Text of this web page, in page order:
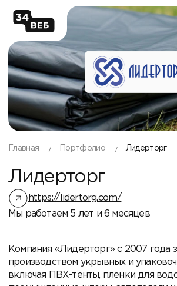
Главная Портфолио Лидерторг
Лидерторг
https://lidertorg.com/
Мы работаем 5 лет и 6 месяцев
Компания «Лидерторг» с 2007 года
производством укрывных и
включая ПВХ-тенты, пленки для